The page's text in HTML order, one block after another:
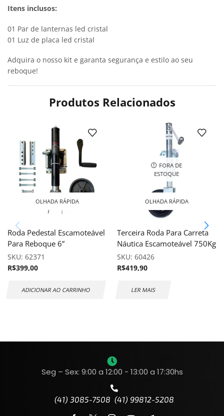
Itens inclusos:
01 Par de lanternas led cristal
01 Luz de placa led cristal
Adquira o nosso kit e garanta segurança e estilo ao seu
reboque!
Produtos Relacionados
OLHADA RÁPIDA
Roda Pedestal Escamoteável
Para Reboque 6”
SKU: 62371
R$399,00
ADICIONAR AO CARRINHO
FORA DE
ESTOQUE
OLHADA RÁPIDA
Terceira Roda Para Carreta
Náutica Escamoteável 750Kg
SKU: 60426
R$419,90
LER MAIS
Seg – Sex: 9:00 a 12:00 - 13:00 a 17:30hs
(41) 3085-7508 (41) 99812-5208